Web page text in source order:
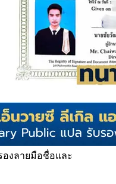
งลายมือชื่อและ